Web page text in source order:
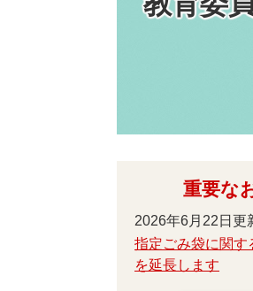
重要な
2026年6月22日更
指定ごみ袋に関す
を延長します